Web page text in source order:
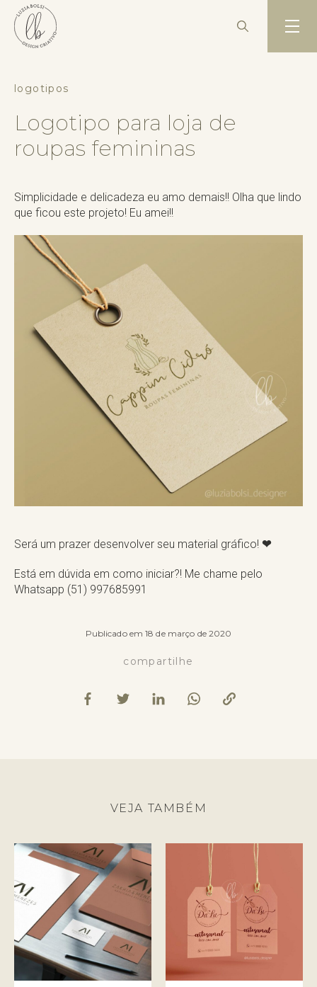
logotipos
Logotipo para loja de
roupas femininas
Simplicidade e delicadeza eu amo demais!! Olha que lindo
que ficou este projeto! Eu amei!!
Será um prazer desenvolver seu material gráfico! ❤
Está em dúvida em como iniciar?! Me chame pelo
Whatsapp (51) 997685991
Publicado em 18 de março de 2020
compartilhe
VEJA TAMBÉM